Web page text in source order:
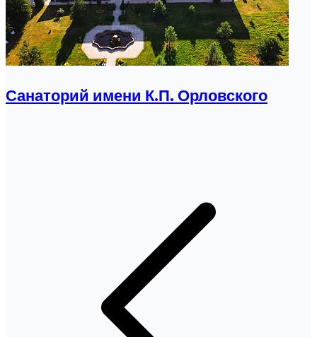
Санаторий имени К.П. Орловского